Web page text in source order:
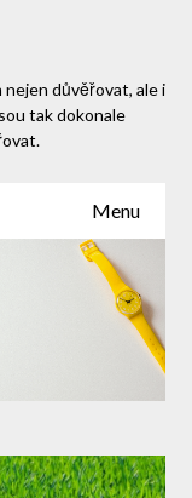
důvěřovat, ale i
tak dokonale
Menu